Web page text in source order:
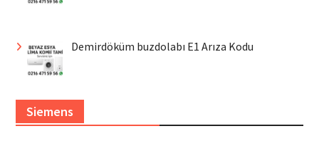
Demirdöküm buzdolabı E1 Arıza Kodu
Siemens